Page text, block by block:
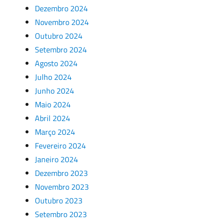
Dezembro 2024
Novembro 2024
Outubro 2024
Setembro 2024
Agosto 2024
Julho 2024
Junho 2024
Maio 2024
Abril 2024
Março 2024
Fevereiro 2024
Janeiro 2024
Dezembro 2023
Novembro 2023
Outubro 2023
Setembro 2023